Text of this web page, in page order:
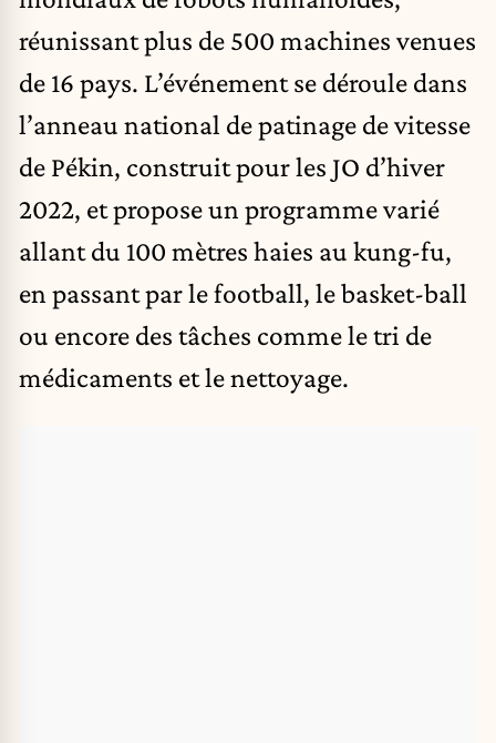
réunissant plus de 500 machines venues
de 16 pays. L’événement se déroule dans
l’anneau national de patinage de vitesse
de Pékin, construit pour les JO d’hiver
2022, et propose un programme varié
allant du 100 mètres haies au kung-fu,
en passant par le football, le basket-ball
ou encore des tâches comme le tri de
médicaments et le nettoyage.